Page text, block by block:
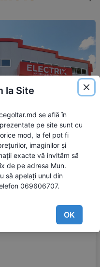
la Site
se află în
pe site sunt cu
mod, la fel pot fi
imaginilor și
exacte vă invităm să
de pe adresa Mun.
să apelați unul din
069606707.
OK